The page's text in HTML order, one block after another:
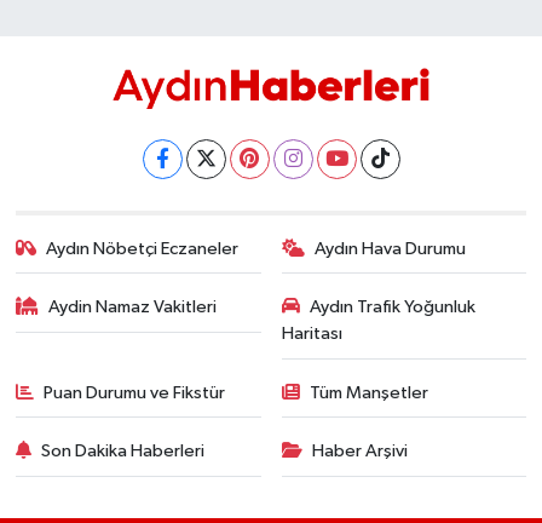
Aydın Nöbetçi Eczaneler Aydın Hava Durumu
Aydin Namaz Vakitleri
Aydın Trafik Yoğunluk
Haritası
Puan Durumu ve Fikstür Tüm Manşetler
Son Dakika Haberleri Haber Arşivi